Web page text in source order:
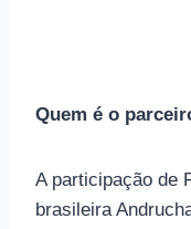
Quem é o
A participação de
brasileira